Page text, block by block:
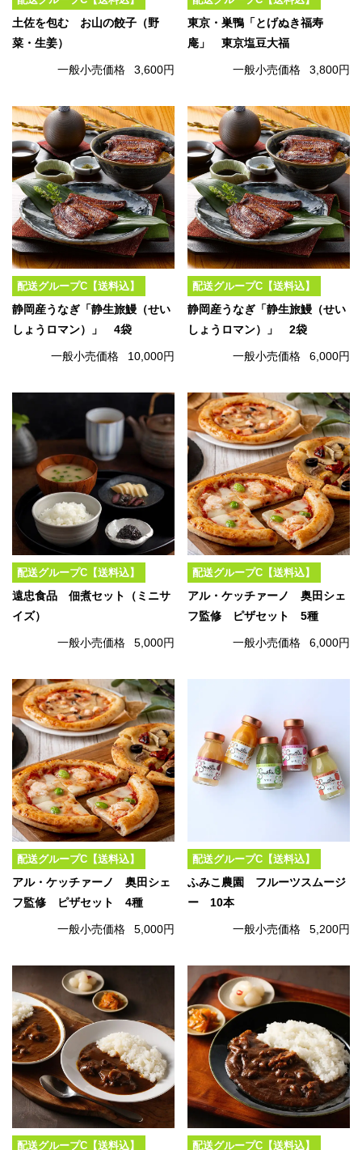
土佐を包む お山の餃子（野
菜・生姜）
一般小売価格 3,600円
東京・巣鴨「とげぬき福寿
庵」 東京塩豆大福
一般小売価格 3,800円
配送グループC【送料込】
静岡産うなぎ「静生旅鰻（せい
しょうロマン）」 4袋
一般小売価格 10,000円
配送グループC【送料込】
静岡産うなぎ「静生旅鰻（せい
しょうロマン）」 2袋
一般小売価格 6,000円
配送グループC【送料込】
遠忠食品 佃煮セット（ミニサ
イズ）
一般小売価格 5,000円
配送グループC【送料込】
アル・ケッチァーノ 奥田シェ
フ監修 ピザセット 5種
一般小売価格 6,000円
配送グループC【送料込】
アル・ケッチァーノ 奥田シェ
フ監修 ピザセット 4種
一般小売価格 5,000円
配送グループC【送料込】
ふみこ農園 フルーツスムージ
ー 10本
一般小売価格 5,200円
配送グループC【送料込】 配送グループC【送料込】